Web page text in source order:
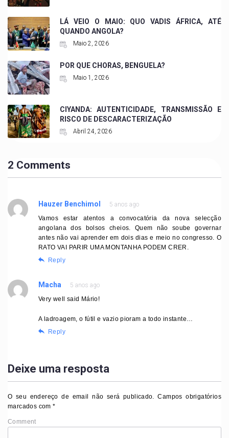
LÁ VEIO O MAIO: QUO VADIS ÁFRICA, ATÉ
QUANDO ANGOLA?
Maio 2, 2026
POR QUE CHORAS, BENGUELA?
Maio 1, 2026
CIYANDA: AUTENTICIDADE, TRANSMISSÃO E
RISCO DE DESCARACTERIZAÇÃO
Abril 24, 2026
2 Comments
Hauzer Benchimol
5 anos ago
Vamos estar atentos a convocatória da nova selecção
angolana dos bolsos cheios. Quem não soube governar
antes não vai aprender em dois dias e meio no congresso. O
RATO VAI PARIR UMA MONTANHA PODEM CRER.
Reply
Macha
5 anos ago
Very well said Mário!
A ladroagem, o fútil e vazio pioram a todo instante…
Reply
Deixe uma resposta
O seu endereço de email não será publicado. Campos obrigatórios
marcados com*
Comment